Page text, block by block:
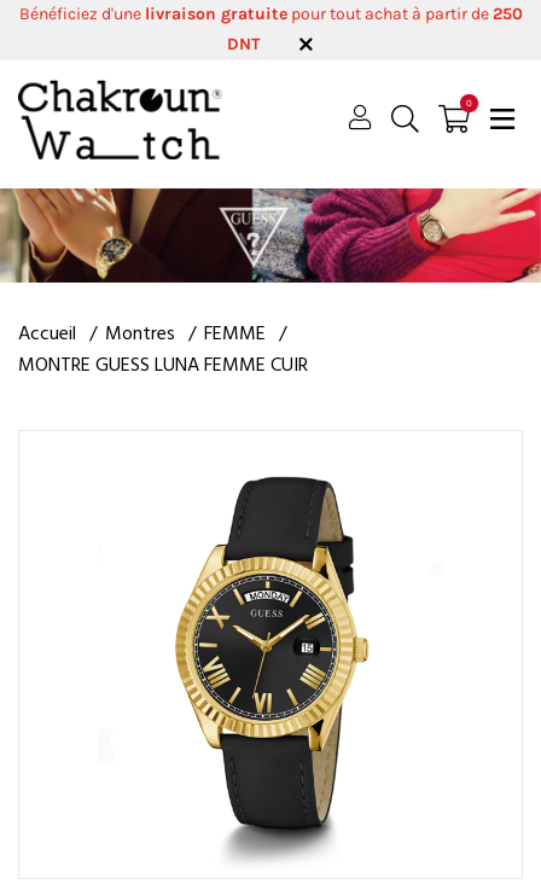
Bénéficiez d'une livraison gratuitepour tout achat à partir de250
DNT
0
Accueil Montres
FEMME
MONTRE GUESS LUNA FEMME CUIR